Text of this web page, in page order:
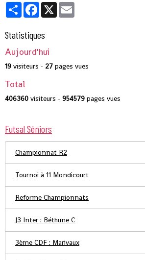
PartagerFacebook
X
Statistiques
Aujourd'hui
19 visiteurs - 27 pages vues
Total
406360 visiteurs - 954579 pages vues
Futsal Séniors
Championnat R2
Tournoi à 11 Mondicourt
Reforme Championnats
J3 Inter : Béthune C
3ème CDF : Marivaux